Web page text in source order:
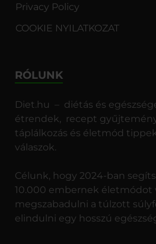
Privacy Policy
COOKIE NYILATKOZAT
RÓLUNK
Diet.hu – diétás és
étrendek, recept
táplálkozás és életmód
válaszok.
Célunk, hogy 2024-ban
10.000 embernek életmódot
megszabadulni a túlzott
elindulni egy hosszú